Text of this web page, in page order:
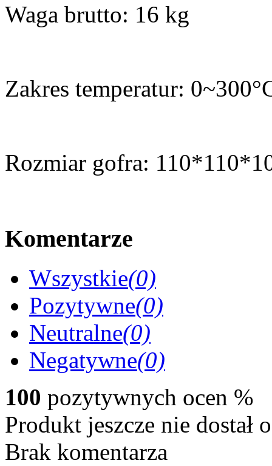
Waga brutto: 16 kg
Zakres temperatur:
Rozmiar gofra:
Komentarze
Wszystkie(0)
Pozytywne(0)
Neutralne(0)
Negatywne(0)
100 pozytywnych ocen %
Produkt jeszcze nie dostał
Brak komentarza